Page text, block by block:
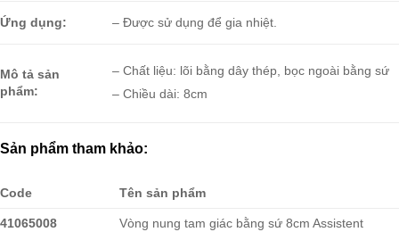
Ứng dụng: – Được sử dụng để gia nhiệt.
Mô tả sản
phẩm:
– Chất liệu: lõi bằng dây thép, bọc ngoài bằng sứ
– Chiều dài: 8cm
Sản phẩm tham khảo:
Code Tên sản phẩm
41065008 Vòng nung tam giác bằng sứ 8cm Assistent